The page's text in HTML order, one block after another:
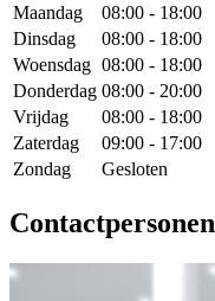
Maandag
08:00 - 18:00
Dinsdag
08:00 - 18:00
Woensdag 08:00 - 18:00
Donderdag 08:00 - 20:00
Vrijdag
08:00 - 18:00
Zaterdag
09:00 - 17:00
Zondag
Gesloten
Contactpersonen